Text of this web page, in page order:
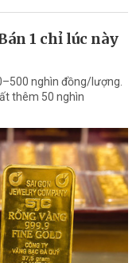
1 chỉ lúc này
nghìn đồng/lượng.
thêm 50 nghìn